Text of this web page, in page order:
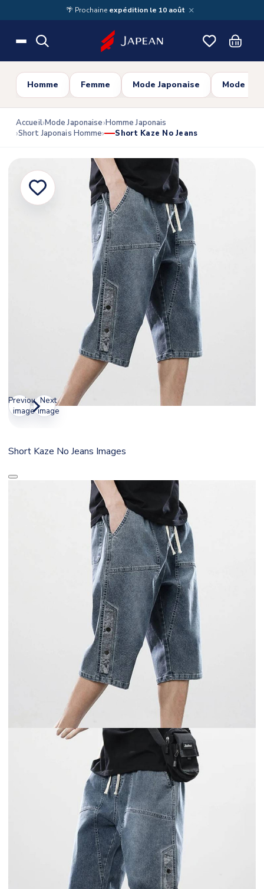
Skip to main content🌴 Prochaine expédition le 10 août ×
Homme Femme Mode Japonaise Mode
Accueil Mode Japonaise Homme Japonais
Short Japonais Homme
Short Kaze No Jeans
Previous
image
Next
image
Short Kaze No Jeans Images